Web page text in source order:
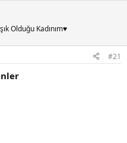
Olduğu Kadınım♥
#21